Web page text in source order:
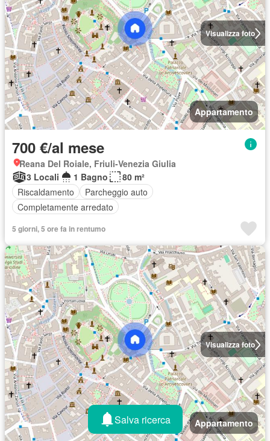
Visualizza foto
Appartamento
700 €/al mese
Reana Del Roiale, Friuli-Venezia Giulia
3 Locali
1 Bagno
80 m²
Riscaldamento
Parcheggio auto
Completamente arredato
5 giorni, 5 ore fa in rentumo
Visualizza foto
Appartamento
Salva ricerca